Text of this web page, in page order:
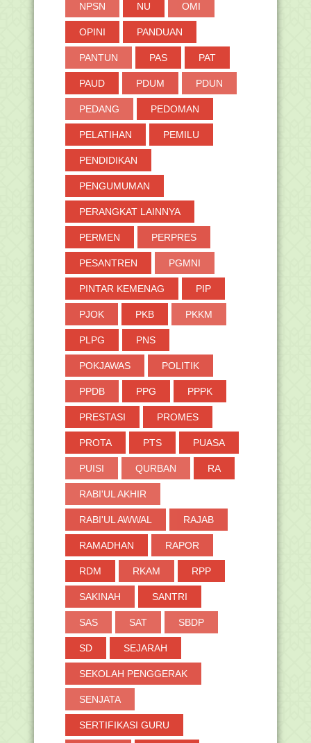
NPSN NU OMI
OPINI PANDUAN
PANTUN PAS PAT
PAUD PDUM PDUN
PEDANG PEDOMAN
PELATIHAN PEMILU
PENDIDIKAN
PENGUMUMAN
PERANGKAT LAINNYA
PERMEN PERPRES
PESANTREN PGMNI
PINTAR KEMENAG PIP
PJOK PKB PKKM
PLPG PNS
POKJAWAS POLITIK
PPDB PPG PPPK
PRESTASI PROMES
PROTA PTS PUASA
PUISI QURBAN RA
RABI'UL AKHIR
RABI'UL AWWAL RAJAB
RAMADHAN RAPOR
RDM RKAM RPP
SAKINAH SANTRI
SAS SAT SBDP
SD SEJARAH
SEKOLAH PENGGERAK
SENJATA
SERTIFIKASI GURU